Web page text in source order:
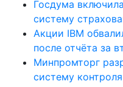
Госдума
систему
Акции IBM
после отчёта за
Минпромторг
систему